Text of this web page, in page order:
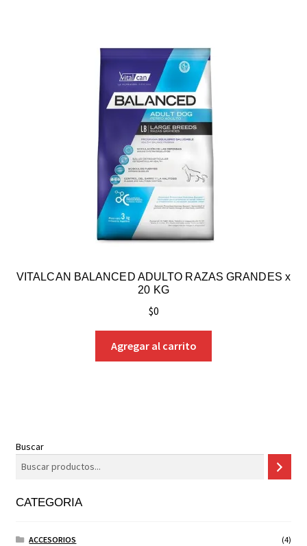
VITALCAN BALANCED ADULTO RAZAS GRANDES x
20 KG
$0
Agregar al carrito
Buscar
CATEGORIA
ACCESORIOS (4)